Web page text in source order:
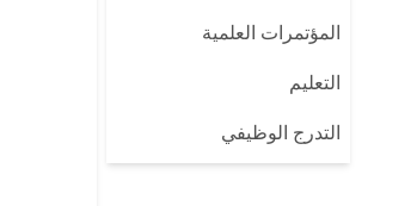
المؤتمرات العلمية
التعليم
التدرج الوظيفي